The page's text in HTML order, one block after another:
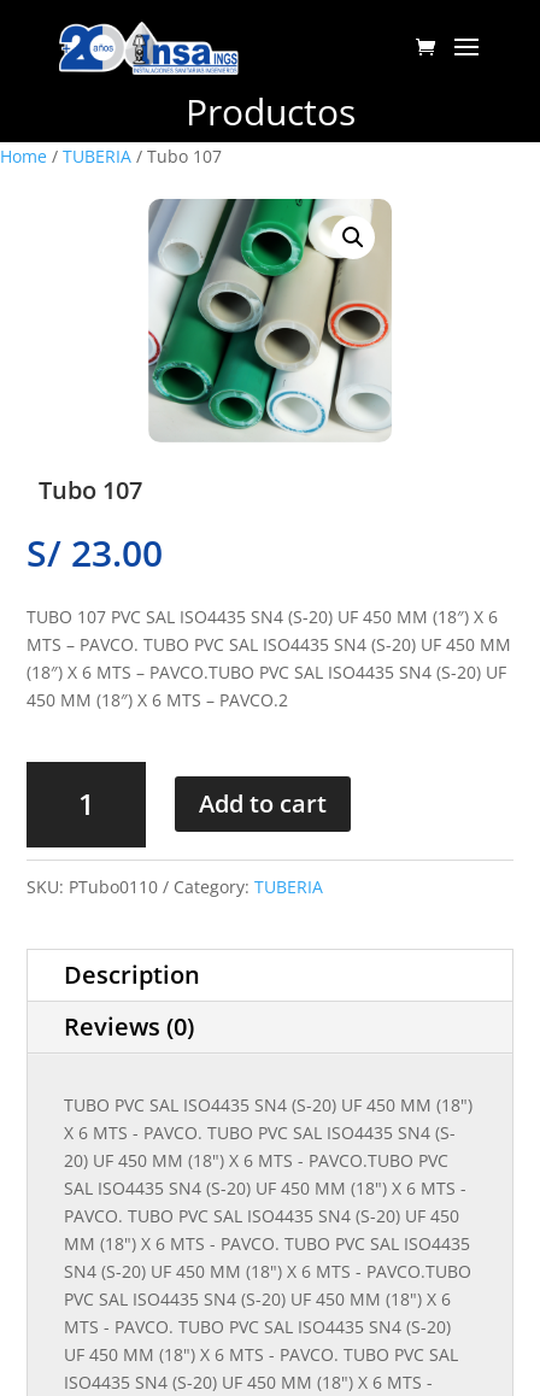
Productos
Home / TUBERIA / Tubo 107
Tubo 107
S/ 23.00
TUBO 107 PVC SAL ISO4435 SN4 (S-20) UF 450 MM (18″) X 6
MTS – PAVCO. TUBO PVC SAL ISO4435 SN4 (S-20) UF 450 MM
(18″) X 6 MTS – PAVCO.TUBO PVC SAL ISO4435 SN4 (S-20) UF
450 MM (18″) X 6 MTS – PAVCO.2
Tubo
107
quantity
Add to cart
SKU: PTubo0110 Category:TUBERIA
Description
Reviews (0)
TUBO PVC SAL ISO4435 SN4 (S-20) UF 450 MM (18")
X 6 MTS - PAVCO. TUBO PVC SAL ISO4435 SN4 (S-
20) UF 450 MM (18") X 6 MTS - PAVCO.TUBO PVC
SAL ISO4435 SN4 (S-20) UF 450 MM (18") X 6 MTS -
PAVCO. TUBO PVC SAL ISO4435 SN4 (S-20) UF 450
MM (18") X 6 MTS - PAVCO. TUBO PVC SAL ISO4435
SN4 (S-20) UF 450 MM (18") X 6 MTS - PAVCO.TUBO
PVC SAL ISO4435 SN4 (S-20) UF 450 MM (18") X 6
MTS - PAVCO. TUBO PVC SAL ISO4435 SN4 (S-20)
UF 450 MM (18") X 6 MTS - PAVCO. TUBO PVC SAL
ISO4435 SN4 (S-20) UF 450 MM (18") X 6 MTS -